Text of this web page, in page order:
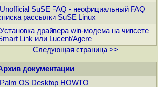
Unofficial SuSE FAQ - неофициальный FAQ
рассылки SuSE Linux
Установка драйвера win-модема на чипсете
Link или Lucent/Agere
Следующая страница >>
документации
Palm OS Desktop HOWTO